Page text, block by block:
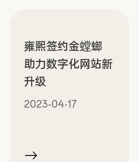
雍熙签约金螳螂
助力数字化网站新
升级
2023-04-17